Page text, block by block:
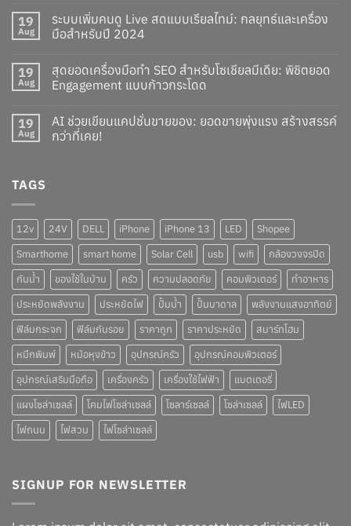
19
Aug
ระบบเพิ่มคนดู Live สดแบบเรียลไทม์: กลยุทธ์และเครื่อง
มือสำหรับปี 2024
19
Aug
สุดยอดเครื่องมือทำ SEO สำหรับโซเชียลมีเดีย: พิชิตยอด
Engagement แบบก้าวกระโดด
19
Aug
AI ช่วยเขียนแคปชั่นขายของ: ยอดขายพุ่งแรง สร้างสรรค์
กว่าที่เคย!
TAGS
12v 24V DELL iPhone iPhone 13 LED
Shopee
Smarthome
smart home Solar Cell usb wifi
กล้องวงจรปิด
กันน้ำ
ของใช้ในบ้าน ครัว ความปลอดภัย คอมพิวเตอร์
ทำอาหาร
ประหยัดพลังงาน
ประหยัดไฟ ปั๊มน้ำ ปั๊มบาดาล
พลังงานแสงอาทิตย์
ฟิล์มกระจก
ฟิล์มกันรอย ราคาถูก ราคาประหยัด
สมาร์ทโฮม
หมึกพิมพ์
หม้อหุงข้าว อุปกรณ์ครัว
อุปกรณ์คอมพิวเตอร์
อุปกรณ์เสริมมือถือ
เครื่องครัว เครื่องใช้ไฟฟ้า
แบตเตอรี่
แผงโซล่าเซลล์
โคมไฟโซล่าเซลล์ โซลาร์เซลล์ โซล่าเซลล์
ไฟLED
ไฟถนน
ไฟสวน ไฟโซล่าเซลล์
SIGNUP FOR NEWSLETTER